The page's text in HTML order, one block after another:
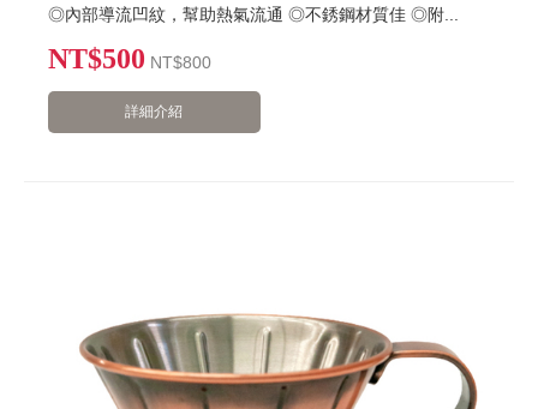
◎內部導流凹紋，幫助熱氣流通 ◎不銹鋼材質佳 ◎附...
NT$500 NT$800
詳細介紹